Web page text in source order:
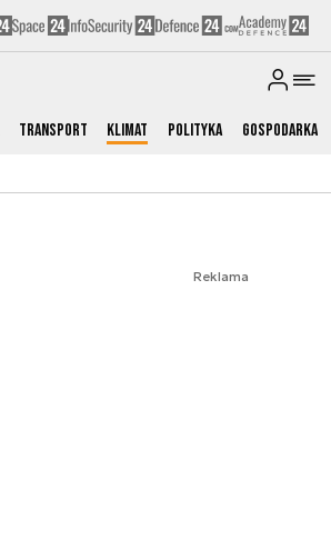
Transport Klimat Polityka Gospodarka
Reklama